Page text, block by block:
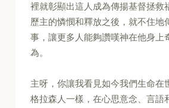
裡就彰顯出這人成為傳揚基督拯救
歷主的憐憫和釋放之後，就不住地
事，讓更多人能夠讚嘆神在他身上
為。
主呀，你讓我看見如今我們生命在
格拉森人一樣，在心思意念、言語